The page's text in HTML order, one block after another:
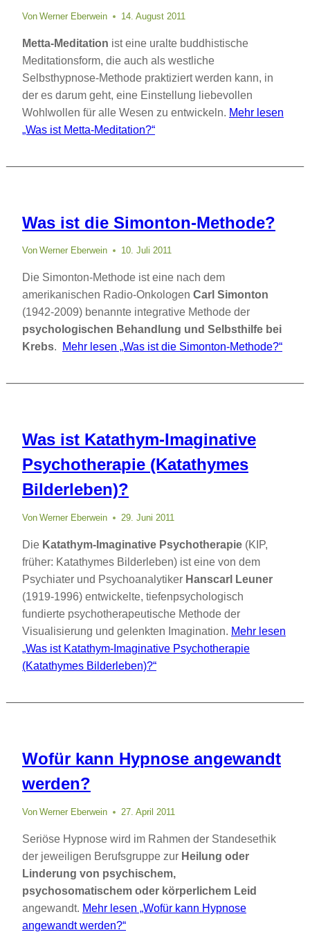
Von Werner Eberwein 14. August 2011
Metta-Meditation ist eine uralte buddhistische
Meditationsform, die auch als westliche
Selbsthypnose-Methode praktiziert werden kann, in
der es darum geht, eine Einstellung liebevollen
Wohlwollen für alle Wesen zu entwickeln. Mehr lesen
„Was ist Metta-Meditation?“
Was ist die Simonton-Methode?
Von Werner Eberwein 10. Juli 2011
Die Simonton-Methode ist eine nach dem
amerikanischen Radio-Onkologen Carl Simonton
(1942-2009) benannte integrative Methode der
psychologischen Behandlung und Selbsthilfe bei
Krebs. Mehr lesen „Was ist die Simonton-Methode?“
Was ist Katathym-Imaginative
Psychotherapie (Katathymes
Bilderleben)?
Von Werner Eberwein 29. Juni 2011
Die Katathym-Imaginative Psychotherapie (KIP,
früher: Katathymes Bilderleben) ist eine von dem
Psychiater und Psychoanalytiker Hanscarl Leuner
(1919-1996) entwickelte, tiefenpsychologisch
fundierte psychotherapeutische Methode der
Visualisierung und gelenkten Imagination. Mehr lesen
„Was ist Katathym-Imaginative Psychotherapie
(Katathymes Bilderleben)?“
Wofür kann Hypnose angewandt
werden?
Von Werner Eberwein 27. April 2011
Seriöse Hypnose wird im Rahmen der Standesethik
der jeweiligen Berufsgruppe zur Heilung oder
Linderung von psychischem,
psychosomatischem oder körperlichem Leid
angewandt. Mehr lesen „Wofür kann Hypnose
angewandt werden?“